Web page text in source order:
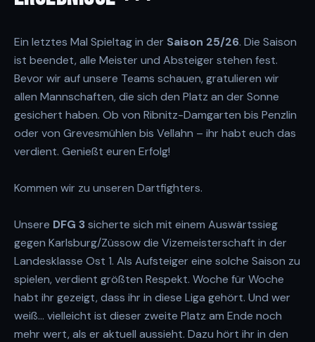
Ein letztes Mal Spieltag in der Saison 25/26. Die Saison
ist beendet, alle Meister und Absteiger stehen fest.
Bevor wir auf unsere Teams schauen, gratulieren wir
allen Mannschaften, die sich den Platz an der Sonne
gesichert haben. Ob von Ribnitz-Damgarten bis Penzlin
oder von Grevesmühlen bis Vellahn – ihr habt euch das
verdient. Genießt euren Erfolg!
Kommen wir zu unseren Dartfighters.
Unsere DFG 3sicherte sich mit einem Auswärtssieg
gegen Karlsburg/Züssow die Vizemeisterschaft in der
Landesklasse Ost 1. Als Aufsteiger eine solche Saison zu
spielen, verdient größten Respekt. Woche für Woche
habt ihr gezeigt, dass ihr in diese Liga gehört. Und wer
weiß… vielleicht ist dieser zweite Platz am Ende noch
mehr wert, als er aktuell aussieht. Dazu hört ihr in den